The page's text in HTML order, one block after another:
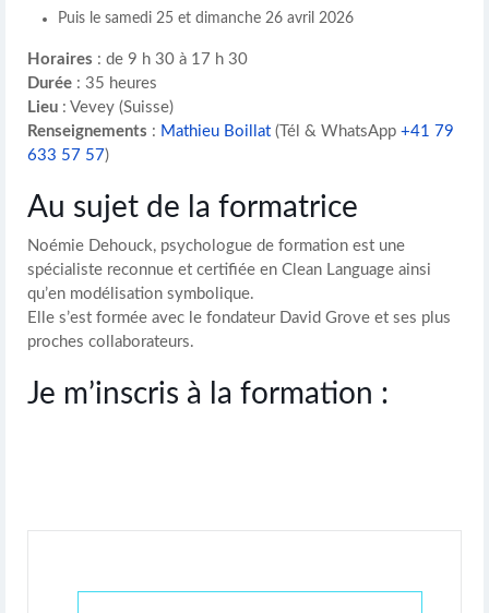
Puis le samedi 25 et dimanche 26 avril 2026
Horaires : de 9 h 30 à 17 h 30
Durée : 35 heures
Lieu : Vevey (Suisse)
Renseignements : Mathieu Boillat (Tél & WhatsApp +41 79
633 57 57)
Au sujet de la formatrice
Noémie Dehouck, psychologue de formation est une
spécialiste reconnue et certifiée en Clean Language ainsi
qu’en modélisation symbolique.
Elle s’est formée avec le fondateur David Grove et ses plus
proches collaborateurs.
Je m’inscris à la formation :